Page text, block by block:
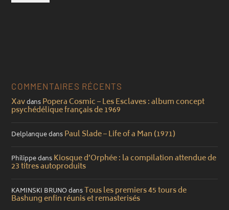
COMMENTAIRES RÉCENTS
XavdansPopera Cosmic – Les Esclaves : album concept
psychédélique français de 1969
DelplanquedansPaul Slade – Life of a Man (1971)
PhilippedansKiosque d’Orphée : la compilation attendue de
23 titres autoproduits
KAMINSKI BRUNOdansTous les premiers 45 tours de
Bashung enfin réunis et remasterisés